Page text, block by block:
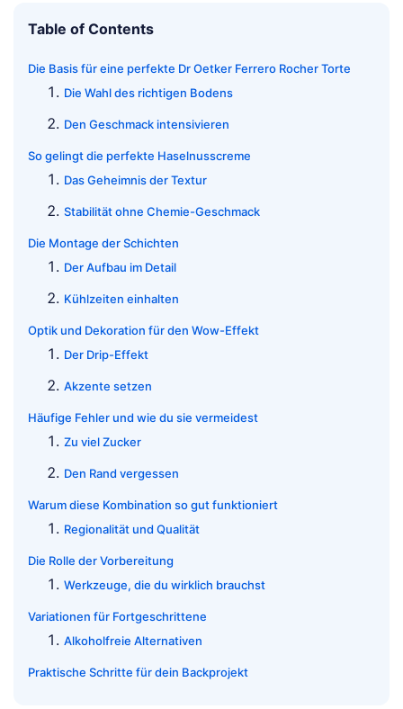
Table of Contents
Die Basis für eine perfekte Dr Oetker Ferrero Rocher Torte
Die Wahl des richtigen Bodens
Den Geschmack intensivieren
So gelingt die perfekte Haselnusscreme
Das Geheimnis der Textur
Stabilität ohne Chemie-Geschmack
Die Montage der Schichten
Der Aufbau im Detail
Kühlzeiten einhalten
Optik und Dekoration für den Wow-Effekt
Der Drip-Effekt
Akzente setzen
Häufige Fehler und wie du sie vermeidest
Zu viel Zucker
Den Rand vergessen
Warum diese Kombination so gut funktioniert
Regionalität und Qualität
Die Rolle der Vorbereitung
Werkzeuge, die du wirklich brauchst
Variationen für Fortgeschrittene
Alkoholfreie Alternativen
Praktische Schritte für dein Backprojekt